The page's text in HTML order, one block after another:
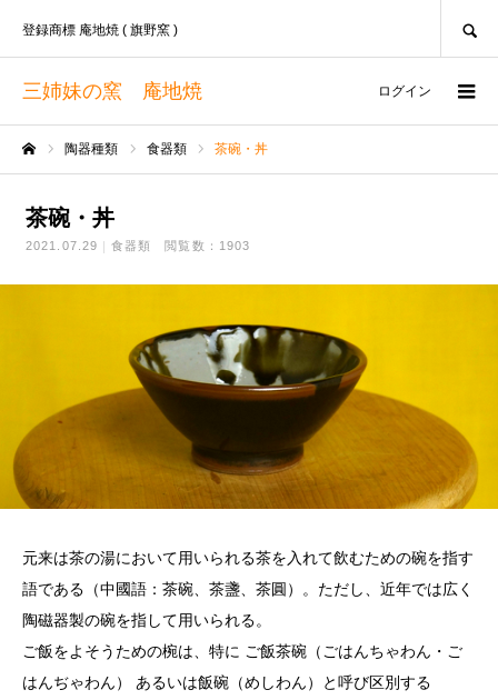
三姉妹の窯 庵地焼
登録商標 庵地焼 ( 旗野窯 )
ログイン
陶器種類 食器類 茶碗・丼
茶碗・丼
2021.07.29 食器類 閲覧数：1903
元来は茶の湯において用いられる茶を入れて飲むための碗を指す
語である（中國語：茶碗、茶盞、茶圓）。ただし、近年では広く
陶磁器製の碗を指して用いられる。
ご飯をよそうための椀は、特に ご飯茶碗（ごはんちゃわん・ご
はんぢゃわん） あるいは飯碗（めしわん）と呼び区別する